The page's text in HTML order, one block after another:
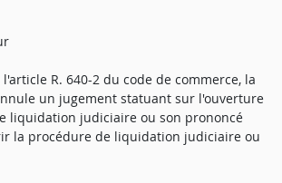
R. 640-2 du code de commerce, la
un jugement statuant sur l'ouverture
liquidation judiciaire ou son prononcé
la procédure de liquidation judiciaire ou